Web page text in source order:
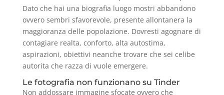
Dato che hai una biografia luogo mostri abbandono
ovvero sembri sfavorevole, presente allontanera la
maggioranza delle popolazione. Dovresti agognare di
contagiare realta, conforto, alta autostima,
aspirazioni, obiettivi neanche trovare che sei celibe
autorita che razza di vuole emergere.
Le fotografia non funzionano su Tinder
Non addossare immagine sfocate ovvero che